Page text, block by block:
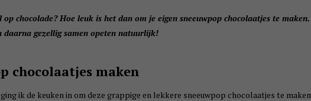
chocolade? Hoe leuk is het dan om je eigen sneeuwpop chocolaatjes te
daarna gezellig samen opeten natuurlijk!
chocolaatjes maken
ik de keuken in om deze grappige en lekkere sneeuwpop chocolaatjes te